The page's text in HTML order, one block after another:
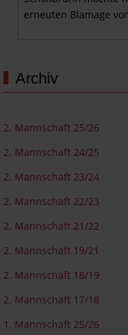
erneuten Blamage
Archiv
2. Mannschaft 25/26
2. Mannschaft 24/25
2. Mannschaft 23/24
2. Mannschaft 22/23
2. Mannschaft 21/22
2. Mannschaft 19/21
2. Mannschaft 18/19
2. Mannschaft 17/18
1. Mannschaft 25/26